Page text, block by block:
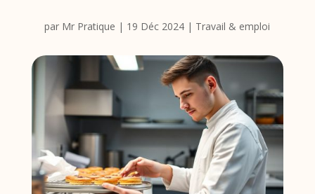
par Mr Pratique | 19 Déc 2024 | Travail & emploi